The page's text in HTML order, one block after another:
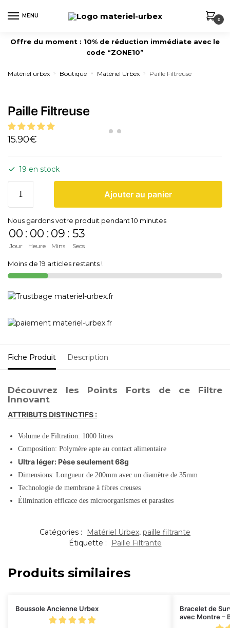
MENU
0
Offre du moment : 10% de réduction immédiate avec le
code “ZONE10”
Matériel urbex » Boutique » Matériel Urbex » Paille Filtreuse
Paille Filtreuse
15.90€
19 en stock
Ajouter au panier
Nous gardons votre produit pendant 10 minutes
00
Jour
: 00
Heure
: 09
Mins
: 52
Secs
Moins de 19 articles restants !
Fiche Produit Description
Découvrez les Points Forts de ce Filtre
Innovant
ATTRIBUTS DISTINCTIFS :
Volume de Filtration: 1000 litres
Composition: Polymère apte au contact alimentaire
Ultra léger: Pèse seulement 68g
Dimensions: Longueur de 200mm avec un diamètre de 35mm
Technologie de membrane à fibres creuses
Élimination efficace des microorganismes et parasites
Catégories : Matériel Urbex, paille filtrante
Étiquette :
Paille Filtrante
Produits similaires
Boussole Ancienne Urbex
Bracelet de
avec Montre –